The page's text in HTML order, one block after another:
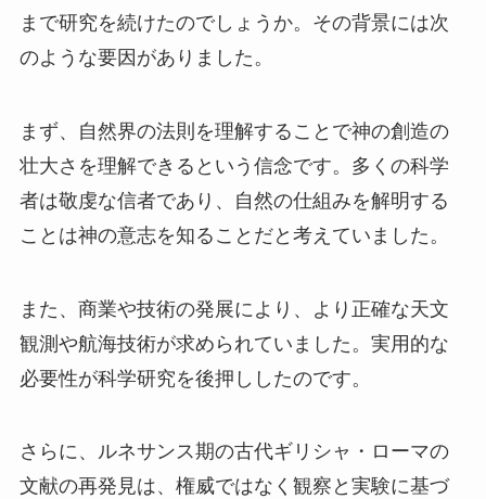
まで研究を続けたのでしょうか。その背景には次
のような要因がありました。
まず、自然界の法則を理解することで神の創造の
壮大さを理解できるという信念です。多くの科学
者は敬虔な信者であり、自然の仕組みを解明する
ことは神の意志を知ることだと考えていました。
また、商業や技術の発展により、より正確な天文
観測や航海技術が求められていました。実用的な
必要性が科学研究を後押ししたのです。
さらに、ルネサンス期の古代ギリシャ・ローマの
文献の再発見は、権威ではなく観察と実験に基づ